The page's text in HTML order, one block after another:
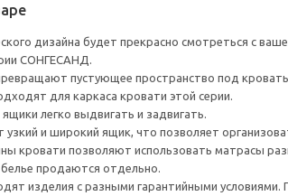
дизайна будет прекрасно смотреться с
СОНГЕСАНД.
пустующее пространство под
для каркаса кровати этой серии.
легко выдвигать и задвигать.
и широкий ящик, что позволяет
кровати позволяют использовать матрасы
продаются отдельно.
изделия с разными гарантийными